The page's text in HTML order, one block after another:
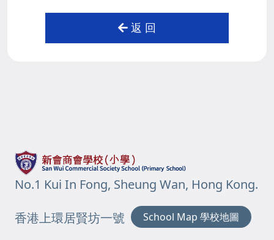
返 回
No.1 Kui In Fong, Sheung Wan, Hong Kong.
香港上環居賢坊一號 School Map 學校地圖